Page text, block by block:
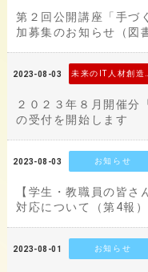
第２回公開講座「手づ
加募集のお知らせ（図
2023-08-03
２０２３年８月開催分
の受付を開始します
2023-08-03 お知らせ
【学生・教職員の皆
対応について（第4報）
2023-08-01 お知らせ